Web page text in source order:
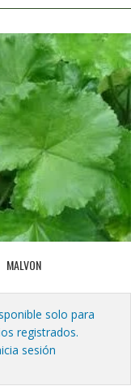
MALVON
solo para
registrados.
sesión